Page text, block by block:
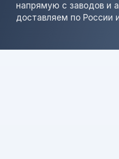
напрямую с заводов и
доставляем по России